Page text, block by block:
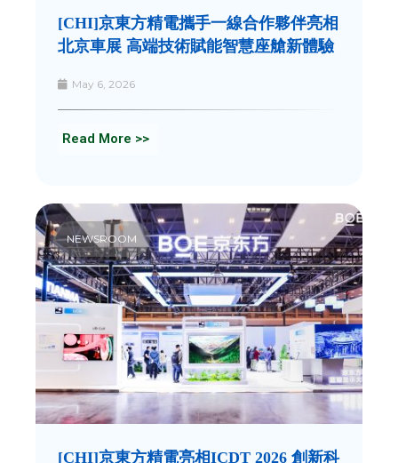
[CHI]京東方精電攜手一線合作夥伴亮相
北京車展 高端技術賦能智慧座艙新體驗
May 6, 2026
Read More >>
NEWSROOM
[CHI]京東方精電亮相ICDT 2026 創新科